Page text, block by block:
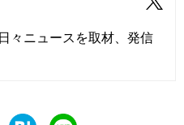
々ニュースを取材、発信